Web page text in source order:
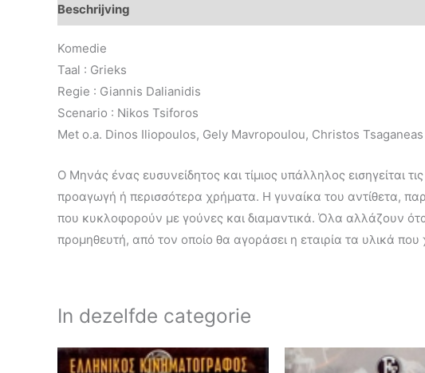
Beschrijving
Komedie
Taal : Grieks
Regie : Giannis Dalianidis
Scenario : Nikos Tsiforos
Met o.a. Dinos Iliopoulos, Gely Mavropoulou, Christos Tsaganeas
Ο Μηνάς ένας ευσυνείδητος και τίμιος υπάλληλος εισηγείται
προαγωγή ή περισσóτερα χρήματα. Η γυναίκα του αντίθετα,
που κυκλοφορούν με γούνες και διαμαντικά. Όλα αλλάζουν
προμηθευτή, από τον οποίο θα αγοράσει η εταιρία τα υλικά που
In dezelfde categorie